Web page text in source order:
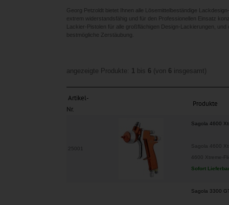
Georg Petzoldt bietet Ihnen alle Lösemittelbeständige
extrem widerstandsfähig und für den Professionellen Einsatz
Lackier-Pistolen für alle großflächigen Design-Lackierungen,
bestmögliche Zerstäubung.
angezeigte Produkte: 1 bis 6 (von 6 insgesamt)
Artikel-
Nr.
Produkte
25001
Sagola 4600
Sagola 4600
4600 Xtreme-
Sofort
Sagola 3300